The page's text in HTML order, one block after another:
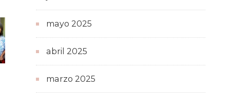
mayo 2025
abril 2025
marzo 2025